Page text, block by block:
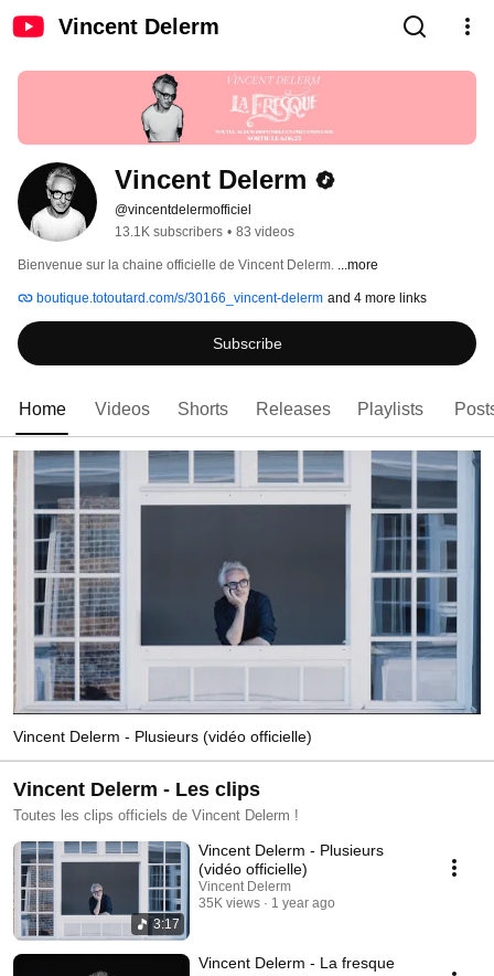
Vincent Delerm
Vincent Delerm
@vincentdelermofficiel
13.1K subscribers • 83 videos
Bienvenue sur la chaine officielle de Vincent Delerm. ...more
boutique.totoutard.com/s/30166_vincent-delerm and 4 more links
Subscribe
Home Videos Shorts Releases Playlists
Vincent Delerm - Plusieurs (vidéo officielle)
Vincent Delerm - Les clips
Toutes les clips officiels de Vincent Delerm !
3:17
Vincent Delerm - Plusieurs
(vidéo officielle)
Vincent Delerm
35K views
1 year ago
Vincent Delerm - La fresque